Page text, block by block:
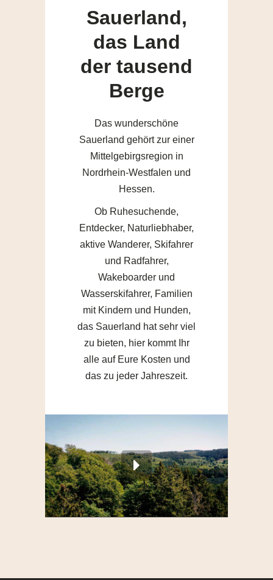
Sauerland,
das Land
der tausend
Berge
Das wunderschöne
Sauerland gehört zur einer
Mittelgebirgsregion in
Nordrhein-Westfalen und
Hessen.
Ob Ruhesuchende,
Entdecker, Naturliebhaber,
aktive Wanderer, Skifahrer
und Radfahrer,
Wakeboarder und
Wasserskifahrer, Familien
mit Kindern und Hunden,
das Sauerland hat sehr viel
zu bieten, hier kommt Ihr
alle auf Eure Kosten und
das zu jeder Jahreszeit.